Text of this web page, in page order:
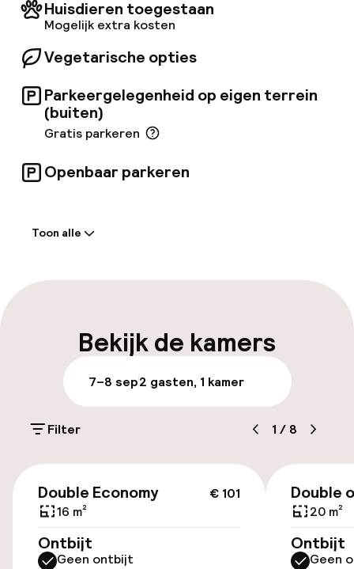
VAN DE GREEN PASS OM TOEGANG TE KRIJGEN
TOT DE HOTELS. VOOR MEER INFORMATIE,
RAADPLEEG DE VOLGENDE LINK: https://www.
gazzettaufficiale.
it/eli/id/2021/12/30/21G00258/sg
Huisdieren toegestaan
Mogelijk extra kosten
Vegetarische opties
Parkeergelegenheid op eigen terrein
(buiten)
Gratis parkeren
Openbaar parkeren
Bagageruimte
Parkeren & mobiliteit
Parkeergelegenheid op eigen terrein
(buiten)
Gratis parkeren
Transferservice
Toon alle
Bekijk de kamers
7–8 sep2 gasten, 1 kamer
Filter 1 / 8
€ 101
Double Economy
16 m²
Ontbijt
Geen ontbijt
Double
20 m²
Ontbijt
Geen